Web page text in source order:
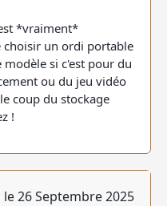
*vraiment*
un ordi portable
si c'est pour du
ou du jeu vidéo
coup du stockage
!
le 26 Septembre 2025